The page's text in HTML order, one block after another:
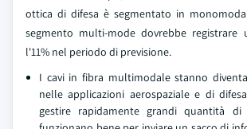
ottica di difesa è segmentato in
segmento multi-mode dovrebbe registrare
l'11% nel periodo di previsione.
I cavi in fibra multimodale stanno
nelle applicazioni aerospaziale e di
gestire rapidamente grandi quantità di